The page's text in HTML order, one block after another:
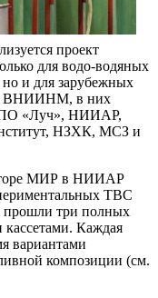
проект
для водо‑водяных
и для зарубежных
— ВНИИНМ, в них
«Луч», НИИАР,
НЗХК, МСЗ и
МИР в НИИАР
ТВС
прошли три полных
Каждая
вариантами
композиции (см.